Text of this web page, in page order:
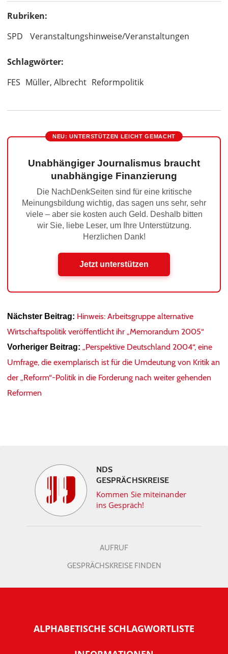
Rubriken:
SPD
Veranstaltungshinweise/Veranstaltungen
Schlagwörter:
FES Müller, Albrecht Reformpolitik
NEU: UNTERSTÜTZEN LEICHT GEMACHT
Unabhängiger Journalismus braucht
unabhängige Finanzierung
Die NachDenkSeiten sind für eine kritische
Meinungsbildung wichtig, das sagen uns sehr, sehr
viele – aber sie kosten auch Geld. Deshalb bitten
wir Sie, liebe Leser, um Ihre Unterstützung.
Herzlichen Dank!
Jetzt unterstützen
Nächster Beitrag: Hinweis: Arbeitsgruppe alternative
Wirtschaftspolitik veröffentlicht ihr „Memorandum 2005“
Vorheriger Beitrag: „Perspektive Deutschland 2004“, eine
Umfrage, die exemplarisch ist für die Umdeutung von Kritik an
der „Reform“-Politik in die Forderung nach weiter gehenden
Reformen
NDS
GESPRÄCHSKREISE
Kommen Sie miteinander
ins Gespräch!
AUFRUF
GESPRÄCHSKREISE FINDEN
ALPHABETISCHE SCHLAGWORTLISTE